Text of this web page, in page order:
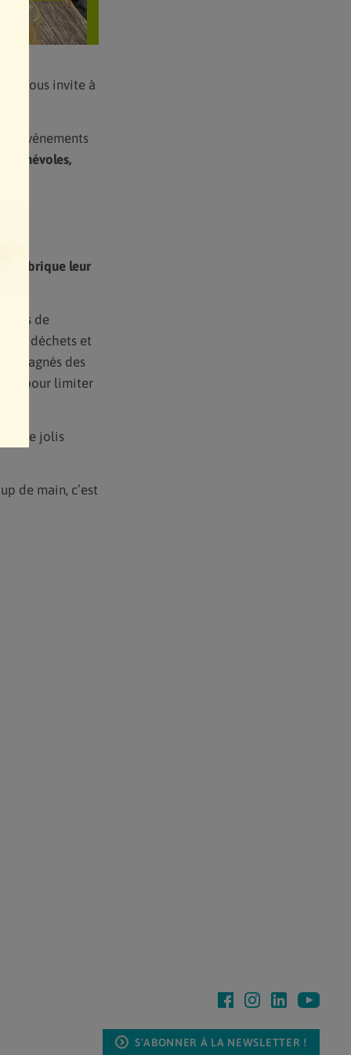
vous invite à
événements
bénévoles,
fabrique leur
de
des déchets et
des
pour limiter
de jolis
de main, c’est
S'ABONNER À LA NEWSLETTER !